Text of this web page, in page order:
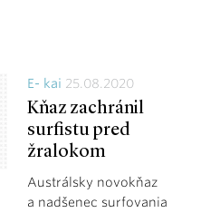
E- kai 25.08.2020
Kňaz zachránil
surfistu pred
žralokom
Austrálsky novokňaz
a nadšenec surfovania